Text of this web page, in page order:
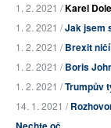
1. 2. 2021 /Karel
1. 2. 2021 /Jak jsem
1. 2. 2021 /Brexit
1. 2. 2021 /Boris
1. 2. 2021 /Trumpův
14. 1. 2021 /